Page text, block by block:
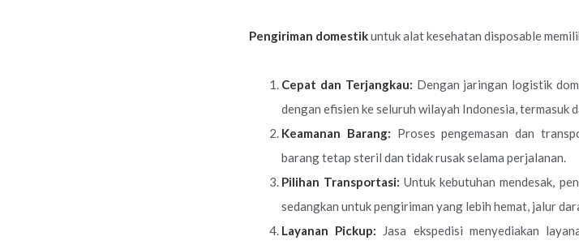
Pengiriman domestikuntuk alat kesehatan disposable
Cepat dan Terjangkau: Dengan jaringan logistik
dengan efisien ke seluruh wilayah Indonesia, termasuk
Keamanan Barang: Proses pengemasan dan
barang tetap steril dan tidak rusak selama perjalanan.
Pilihan Transportasi: Untuk kebutuhan mendesak,
sedangkan untuk pengiriman yang lebih hemat, jalur
Layanan Pickup: Jasa ekspedisi menyediakan